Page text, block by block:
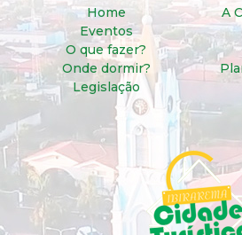
Home
A
Eventos
O que fazer?
Onde dormir?
Legislação